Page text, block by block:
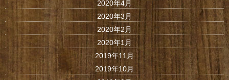
2020年4月
2020年3月
2020年2月
2020年1月
2019年11月
2019年10月